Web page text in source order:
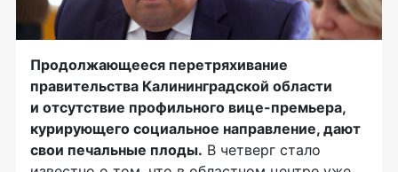
Продолжающееся перетряхивание
правительства Калининградской области
и отсутствие профильного вице-премьера,
курирующего социальное направление, дают
свои печальные плоды. В четверг стало